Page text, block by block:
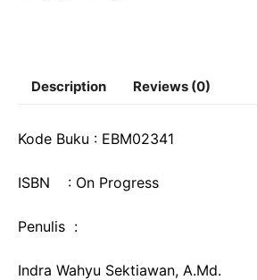
Description Reviews (0)
Kode Buku : EBM02341
ISBN : On Progress
Penulis :
Indra Wahyu Sektiawan, A.Md.